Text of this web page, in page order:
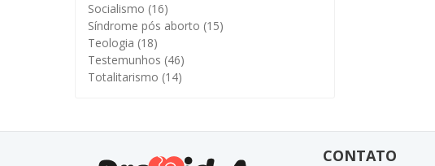
Socialismo (16)
Síndrome pós aborto (15)
Teologia (18)
Testemunhos (46)
Totalitarismo (14)
CONTATO